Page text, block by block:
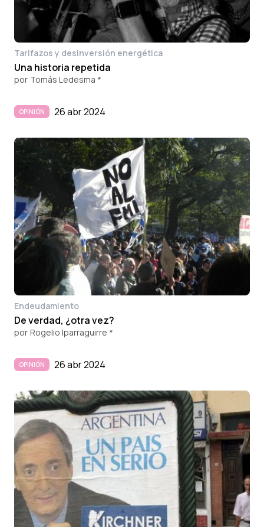
Tarifazos y desinversión energética
Una historia repetida
por Tomás Ledesma *
OPINIÓN 26 abr 2024
Endeudamiento
De verdad, ¿otra vez?
por Rogelio Iparraguirre *
OPINIÓN 26 abr 2024